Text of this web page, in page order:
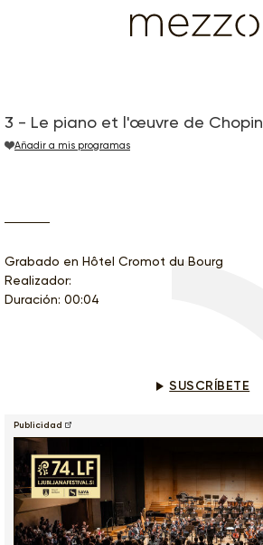
3 - Le piano et l'œuvre de Chopin
Añadir a mis programas
Grabado en Hôtel Cromot du Bourg
Realizador:
Duración: 00:04
SUSCRÍBETE
Publicidad